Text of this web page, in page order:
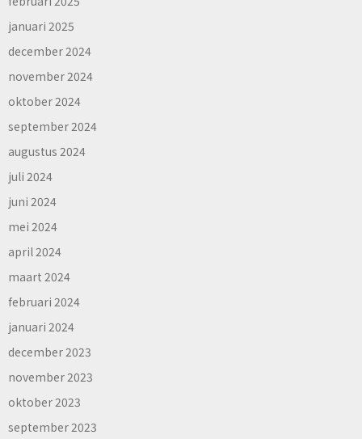
januari 2025
december 2024
november 2024
oktober 2024
september 2024
augustus 2024
juli 2024
juni 2024
mei 2024
april 2024
maart 2024
februari 2024
januari 2024
december 2023
november 2023
oktober 2023
september 2023